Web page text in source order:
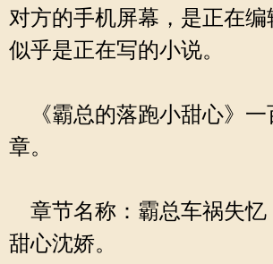
对方的手机屏幕，是正在编
似乎是正在写的小说。
《霸总的落跑小甜心》一
章。
章节名称：霸总车祸失忆
甜心沈娇。